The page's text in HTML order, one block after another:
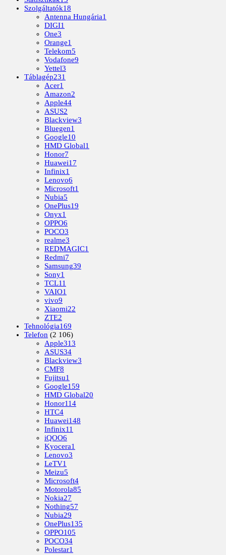
Szolgáltatók18
Antenna Hungária1
DIGI1
One3
Orange1
Telekom5
Vodafone9
Yettel3
Táblagép231
Acer1
Amazon2
Apple44
ASUS2
Blackview3
Bluegen1
Google10
HMD Global1
Honor7
Huawei17
Infinix1
Lenovo6
Microsoft1
Nubia5
OnePlus19
Onyx1
OPPO6
POCO3
realme3
REDMAGIC1
Redmi7
Samsung39
Sony1
TCL11
VAIO1
vivo9
Xiaomi22
ZTE2
Tehnológia169
Telefon (2 106)
Apple313
ASUS34
Blackview3
CMF8
Fujitsu1
Google159
HMD Global20
Honor114
HTC4
Huawei148
Infinix11
iQOO6
Kyocera1
Lenovo3
LeTV1
Meizu5
Microsoft4
Motorola85
Nokia27
Nothing57
Nubia29
OnePlus135
OPPO105
POCO34
Polestar1